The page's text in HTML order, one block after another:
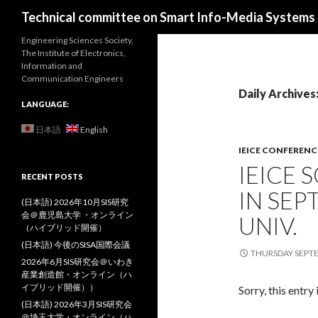
Technical committee on Smart Info-Media Systems
Daily
IEICE
IEICE
IN
UNIV.
THURSDAY
Sorry, this entry
Engineering Sciences Society,
The Institute of Electronics,
Information and
Communication Engineers
LANGUAGE:
日本語 English
RECENT POSTS
(日本語) 2026年10月SIS研究
会＠鹿児島大学 ・オンライン
（ハイブリッド開催）
(日本語) 今後のSISA国際会議
2026年6月SIS研究会＠いわき
産業創造館・オンライン（ハ
イブリッド開催））
(日本語) 2026年3月SIS研究会